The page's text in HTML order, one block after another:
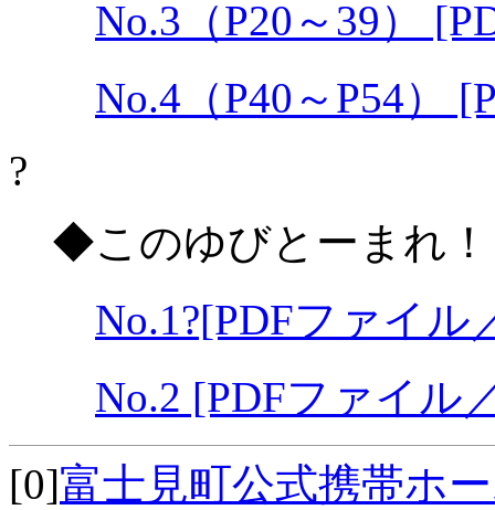
No.3（P20～39）
No.4（P40～P54）
?
◆このゆびとーまれ！
No.1?[PDFファイル
No.2 [PDFファイル
[0]富士見町公式携帯ホ